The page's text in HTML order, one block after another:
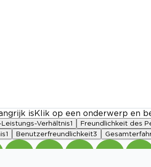
is Klik op een onderwerp en
Leistungs-Verhältnis1 Freundlichkeit des
1 Benutzerfreundlichkeit3